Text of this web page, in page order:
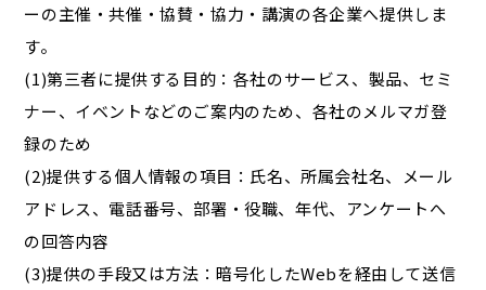
ーの主催・共催・協賛・協力・講演の各企業へ提供しま
す。
(1)第三者に提供する目的：各社のサービス、製品、セミ
ナー、イベントなどのご案内のため、各社のメルマガ登
録のため
(2)提供する個人情報の項目：氏名、所属会社名、メール
アドレス、電話番号、部署・役職、年代、アンケートへ
の回答内容
(3)提供の手段又は方法：暗号化したWebを経由して送信